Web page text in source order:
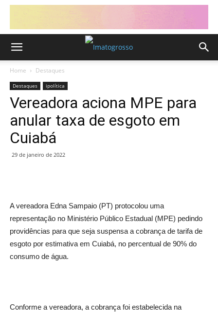
Home Destaques
Destaques ipolítica
Vereadora aciona MPE para
anular taxa de esgoto em
Cuiabá
29 de janeiro de 2022
A vereadora Edna Sampaio (PT) protocolou uma
representação no Ministério Público Estadual (MPE) pedindo
providências para que seja suspensa a cobrança de tarifa de
esgoto por estimativa em Cuiabá, no percentual de 90% do
consumo de água.
Conforme a vereadora, a cobrança foi estabelecida na